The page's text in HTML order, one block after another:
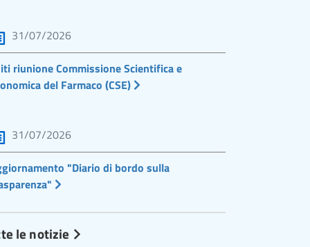
31/07/2026
riunione Commissione Scientifica e
del Farmaco (CSE)
31/07/2026
"Diario di bordo sulla
le notizie